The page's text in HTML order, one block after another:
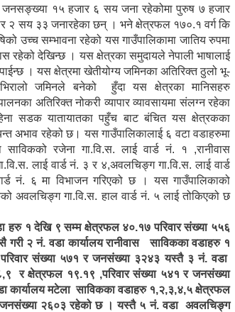
१५ हजार ६ सय जना रहेकोमा पुरुष ७ हजार
२ सय ३३ जनारहेका छन् । भने क्षेत्रफल १७०.१ वर्ग कि
उच्च सम्भावना रहेको यस गाउँपालिकामा जातिय रुपमा
रहेको देखिन्छ । यस क्षेत्रका समुदायले नेपाली भाषालाई
। यस क्षेत्रमा खेतीयोग्य जमिनका अतिरिक्त ठुलो भू-
जमिनले बनेको हुँदा यस क्षेत्रका मानिसहरु
अतिरिक्त नोकरी व्यापार व्यावसायमा संलग्न रहेका
सडक यातायातका पहुँच बाट बंचित यस क्षेत्रकका
अभाव रहेको छ। यस गाउँपालिकालाई ६ वटा वडाहरुमा
रजेना गा.वि.स. लाई वार्ड नं. १ ,रानीवास
लाई वार्ड नं. ३ र ४,अवलचिङ्ग गा.वि.स. लाई वार्ड
नं. ६ मा विभाजन गरिएको छ । यस गाउँपालिकाको
अवलचिङ्ग गा.वि.स. हाल वार्ड नं. ५ लाई तोकिएको छ
हरु १ देखि ९ सम्म क्षेत्रफल ४०.१७ परिवार संख्या ५५६
२ नं. वडा कार्यालय रानीवास साविकका वडाहरु १
संख्या ५७१ र जनसंख्या ३२४३ यस्तै ३ नं. वडा
र क्षेत्रफल १९.१९ ,परिवार संख्या ५४१ र जनसंख्या
कार्यालय मटेला साविकका वडाहरु १,२,३,४,५ क्षेत्रफल
जनसंख्या २६०३ रहेको छ । यस्तै ५ नं. वडा अवलचिङ्ग